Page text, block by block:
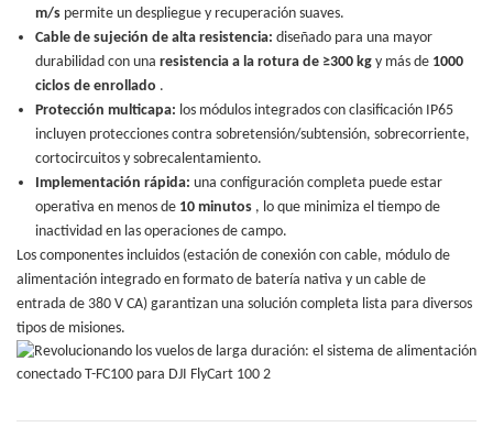
m/spermite un despliegue y recuperación suaves.
Cable de sujeción de alta resistencia: diseñado para una mayor
durabilidad con una resistencia a la rotura de ≥300 kgy más de 1000
ciclos de enrollado .
Protección multicapa: los módulos integrados con clasificación IP65
incluyen protecciones contra sobretensión/subtensión, sobrecorriente,
cortocircuitos y sobrecalentamiento.
Implementación rápida: una configuración completa puede estar
operativa en menos de 10 minutos, lo que minimiza el tiempo de
inactividad en las operaciones de campo.
Los componentes incluidos (estación de conexión con cable, módulo de
alimentación integrado en formato de batería nativa y un cable de
entrada de 380 V CA) garantizan una solución completa lista para diversos
tipos de misiones.